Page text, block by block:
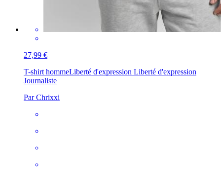
27,99 €
T-shirt hommeLiberté d'expression Liberté d'expression
Journaliste
Par Chrixxi